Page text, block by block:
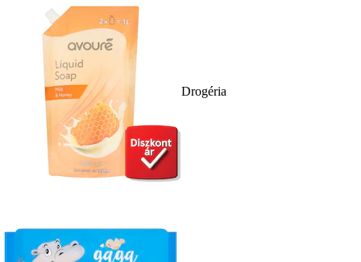
Drogéria